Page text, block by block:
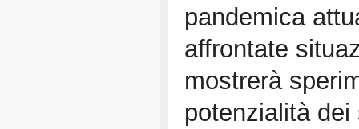
pandemica
affrontate
mostrerà
potenzialità